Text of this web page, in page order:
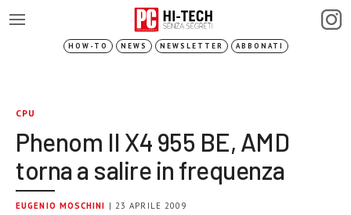
HOW-TO NEWS NEWSLETTER ABBONATI
CPU
Phenom II X4 955 BE, AMD
torna a salire in frequenza
EUGENIO MOSCHINI | 23 APRILE 2009